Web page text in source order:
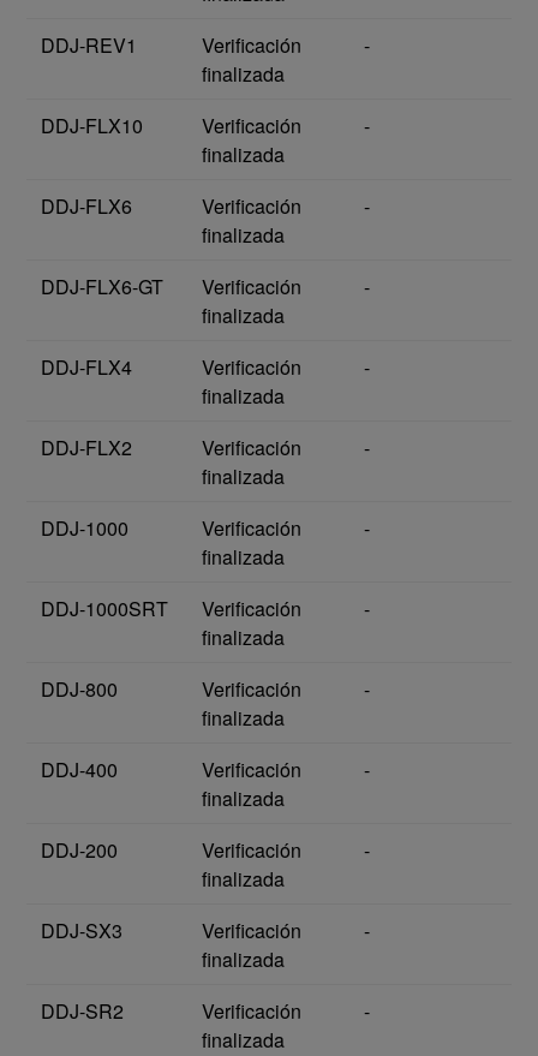
DDJ-REV1
Verificación
finalizada
-
DDJ-FLX10
Verificación
finalizada
-
DDJ-FLX6
Verificación
finalizada
-
DDJ-FLX6-GT
Verificación
finalizada
-
DDJ-FLX4
Verificación
finalizada
-
DDJ-FLX2
Verificación
finalizada
-
DDJ-1000
Verificación
finalizada
-
DDJ-1000SRT
Verificación
finalizada
-
DDJ-800
Verificación
finalizada
-
DDJ-400
Verificación
finalizada
-
DDJ-200
Verificación
finalizada
-
DDJ-SX3
Verificación
finalizada
-
DDJ-SR2
Verificación
finalizada
-